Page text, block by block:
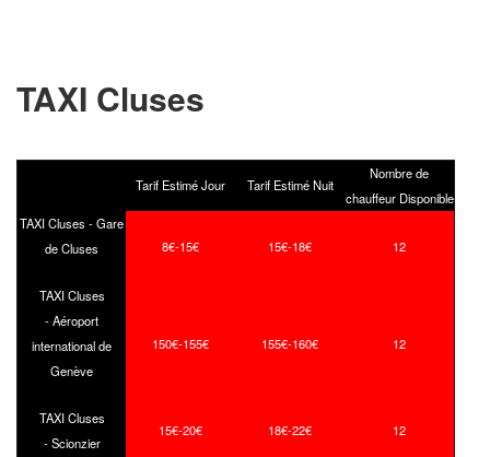
TAXI Cluses
Tarif Estimé Jour Tarif Estimé Nuit
Nombre de
chauffeur Disponible
TAXI Cluses - Gare
de Cluses
8€-15€ 15€-18€ 12
TAXI Cluses
- Aéroport
international de
Genève
150€-155€ 155€-160€ 12
TAXI Cluses
- Scionzier
15€-20€ 18€-22€ 12